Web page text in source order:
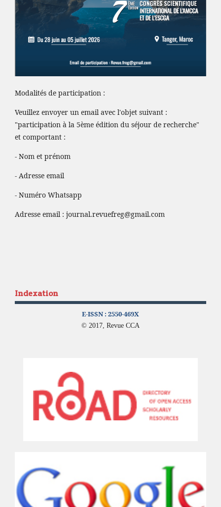
Modalités de participation :
Veuillez envoyer un email avec l'objet suivant :
"participation à la 5ème édition du séjour de recherche"
et comportant :
- Nom et prénom
- Adresse email
- Numéro Whatsapp
Adresse email : journal.revuefreg@gmail.com
Indexation
E-ISSN : 2550-469X
© 2017, Revue CCA